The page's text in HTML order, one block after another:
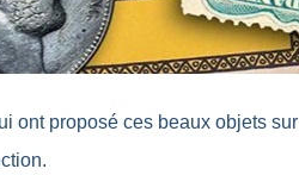
ont proposé ces beaux objets